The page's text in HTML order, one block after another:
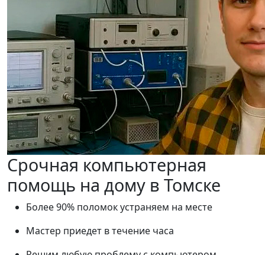
Срочная компьютерная
помощь на дому в Томске
Более 90% поломок устраняем на месте
Мастер приедет в течение часа